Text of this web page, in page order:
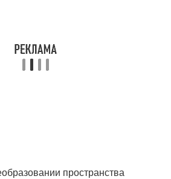
пространства